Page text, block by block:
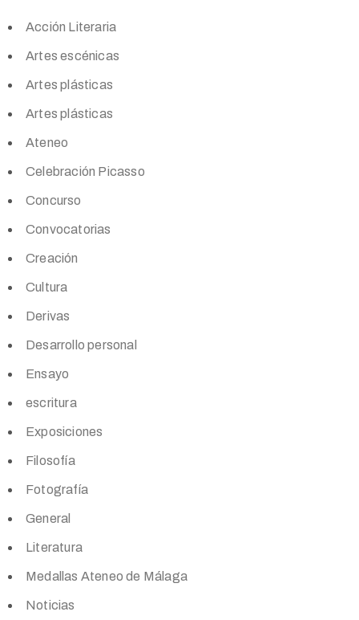
Acción Literaria
Artes escénicas
Artes plásticas
Artes plásticas
Ateneo
Celebración Picasso
Concurso
Convocatorias
Creación
Cultura
Derivas
Desarrollo personal
Ensayo
escritura
Exposiciones
Filosofía
Fotografía
General
Literatura
Medallas Ateneo de Málaga
Noticias